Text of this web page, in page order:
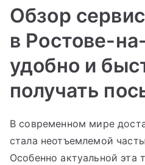
Обзор
в Ростове-
удобно и
получать
В современном мире
стала неотъемлемой
Особенно актуальной эта